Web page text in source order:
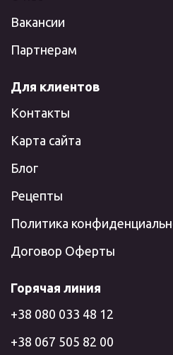
Вакансии
Партнерам
Для клиентов
Контакты
Карта сайта
Блог
Рецепты
Политика
Договор Оферты
Горячая линия
+38 080 033 48 12
+38 067 505 82 00